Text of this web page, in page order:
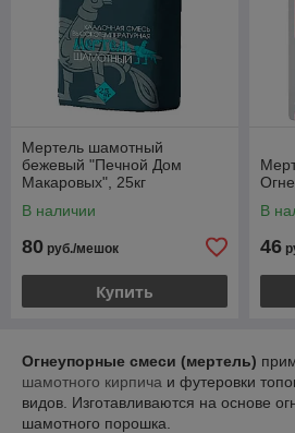
Мертель шамотный
бежевый "Печной Дом
Макаровых", 25кг
В наличии
80 руб./мешок
Купить
В
46
Огнеупорные смеси (мертель)
шамотного кирпича и футеровки
видов. Изготавливаются на основе
шамотного порошка.